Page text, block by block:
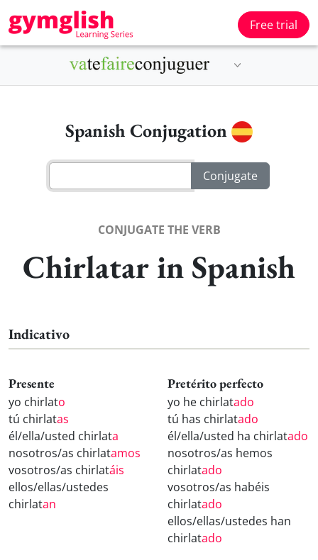
Free trial
Spanish Conjugation
CONJUGATE THE VERB
Chirlatar in Spanish
Indicativo
Presente
yo chirlato
tú chirlatas
él/ella/usted chirlata
nosotros/as chirlatamos
vosotros/as chirlatáis
ellos/ellas/ustedes
chirlatan
Pretérito perfecto
yo he chirlatado
tú has chirlatado
él/ella/usted ha chirlatado
nosotros/as hemos
chirlatado
vosotros/as habéis
chirlatado
ellos/ellas/ustedes han
chirlatado